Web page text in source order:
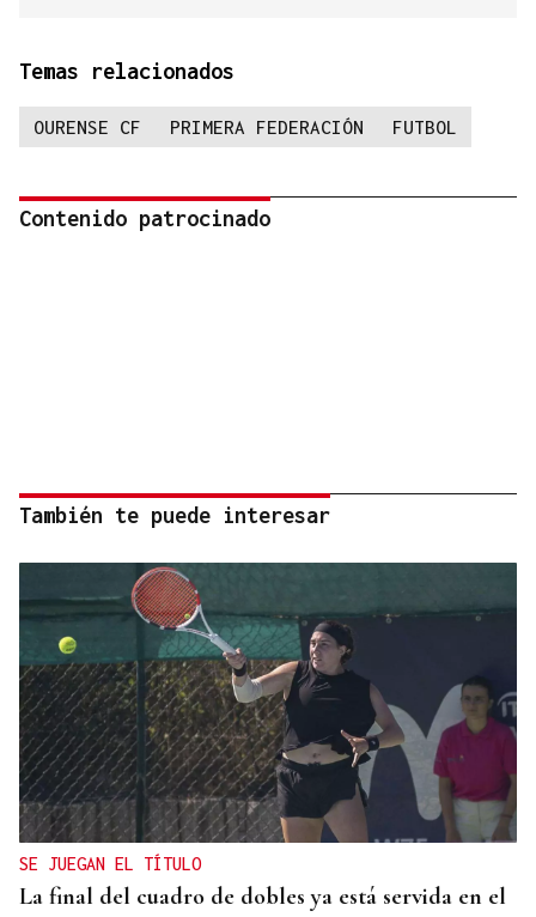
Temas relacionados
OURENSE CF PRIMERA FEDERACIÓN FUTBOL
Contenido patrocinado
También te puede interesar
SE JUEGAN EL TÍTULO
La final del cuadro de dobles ya está servida en el